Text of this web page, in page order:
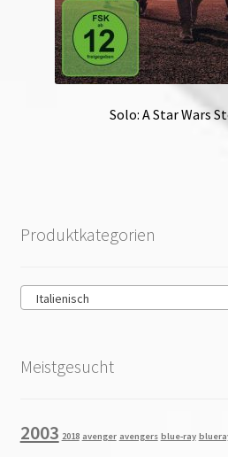
Solo: A Star Wars
Produktkategorien
Italienisch
Meistgesucht
2003 2018 avenger avengers blue-ray